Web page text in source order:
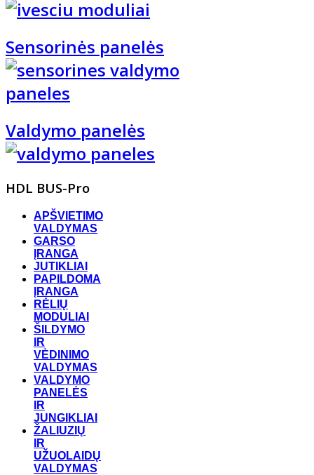
Sensorinės panelės
Valdymo panelės
HDL BUS-Pro
APŠVIETIMO
VALDYMAS
GARSO
ĮRANGA
JUTIKLIAI
PAPILDOMA
ĮRANGA
RĖLIŲ
MODULIAI
ŠILDYMO
IR
VĖDINIMO
VALDYMAS
VALDYMO
PANELĖS
IR
JUNGIKLIAI
ŽALIUZIŲ
IR
UŽUOLAIDŲ
VALDYMAS